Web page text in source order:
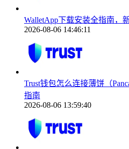
WalletApp下载安装全指南，
2026-08-06 14:46:11
Trust钱包怎么连接薄饼（
指南
2026-08-06 13:59:40